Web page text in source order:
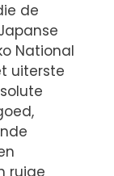
de
National
uiterste
ruige